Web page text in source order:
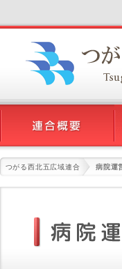
つがる西北五広域連合 病院運